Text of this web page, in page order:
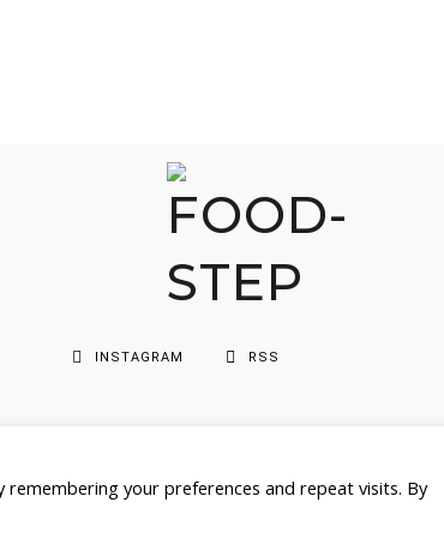
INSTAGRAM RSS
your preferences and repeat visits. By